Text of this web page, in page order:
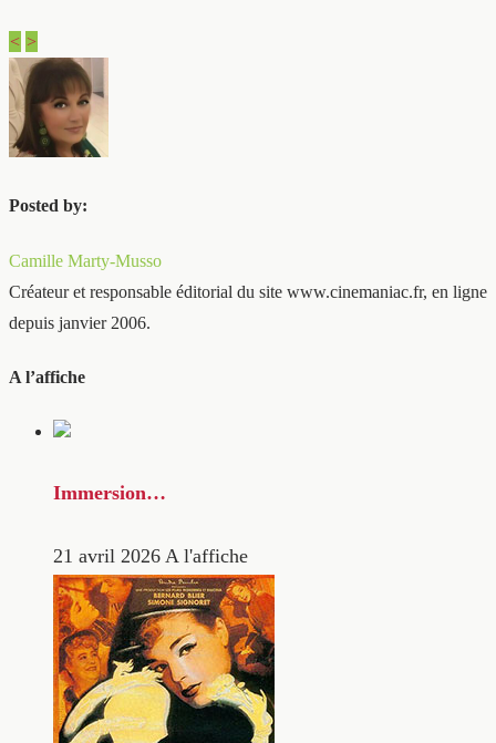
< >
Posted by:
Camille Marty-Musso
Créateur et responsable éditorial du site www.cinemaniac.fr, en ligne
depuis janvier 2006.
A l’affiche
Immersion…
21 avril 2026 A l'affiche